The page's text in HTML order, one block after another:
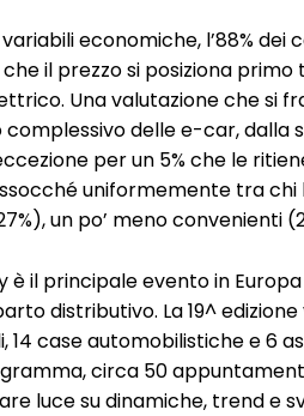
economiche, l’88%
il prezzo si posiziona
Una valutazione che si
delle e-car, dalla
per un 5% che le
uniformemente tra chi
un po’ meno convenienti
è il principale evento in
distributivo. La 19^
14 case automobilistiche e 6
circa 50
luce su dinamiche, trend e